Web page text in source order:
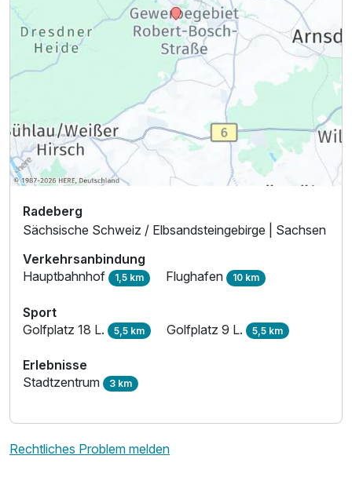
Radeberg
Sächsische Schweiz / Elbsandsteingebirge | Sachsen
Verkehrsanbindung
Hauptbahnhof 1,5 km Flughafen 10 km
Sport
Golfplatz 18 L. 5,5 km Golfplatz 9 L. 5,5 km
Erlebnisse
Stadtzentrum 3 km
Rechtliches Problem melden